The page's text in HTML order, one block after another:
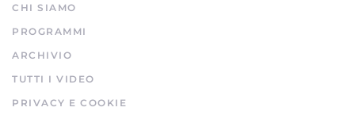
CHI SIAMO
PROGRAMMI
ARCHIVIO
TUTTI I VIDEO
PRIVACY E COOKIE